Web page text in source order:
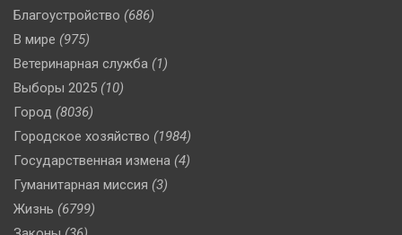
Благоустройство (686)
В мире (975)
Ветеринарная служба (1)
Выборы 2025 (10)
Город (8036)
Городское хозяйство (1984)
Государственная измена (4)
Гуманитарная миссия (3)
Жизнь (6799)